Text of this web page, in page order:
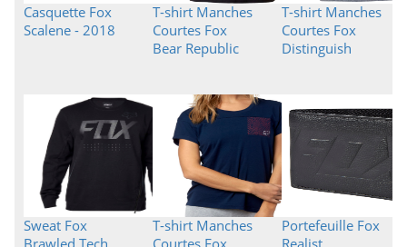
Casquette Fox
Scalene - 2018
T-shirt Manches
Courtes Fox
Bear Republic
T-shirt Manches
Courtes Fox
Distinguish
Sweat Fox
Brawled Tech
T-shirt Manches
Courtes Fox
Portefeuille Fox
Realist